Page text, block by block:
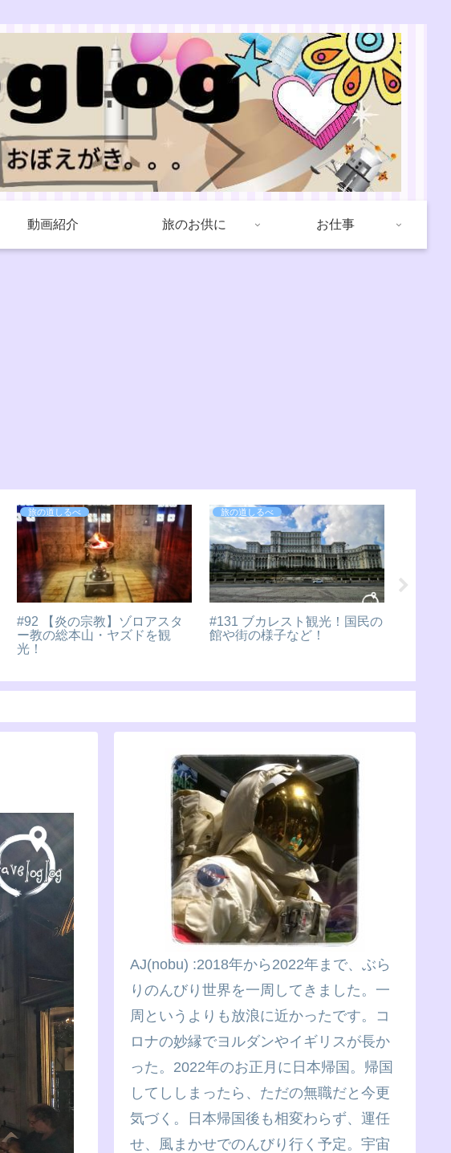
動画紹介 旅のお供に お仕事
旅の道しるべ
#125 見どころ沢山！イスタン
ブールを観光！！！
旅の道しるべ
#81 シルクロードを抜けてカ
スピ海へ！アクタウ！
AJ(nobu) :2018年から2022年まで、ぶら
りのんびり世界を一周してきました。一
周というよりも放浪に近かったです。コ
ロナの妙縁でヨルダンやイギリスが長か
った。2022年のお正月に日本帰国。帰国
してししまったら、ただの無職だと今更
気づく。日本帰国後も相変わらず、運任
せ、風まかせでのんびり行く予定。宇宙